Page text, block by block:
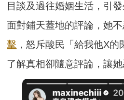
目談及過往婚姻生活，引發
面對鋪天蓋地的評論，她
擊 ，怒斥酸民「給我他X
了解真相卻隨意評論，讓她